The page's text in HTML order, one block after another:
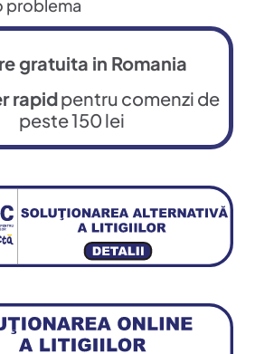
problema
gratuita in Romania
rapidpentru comenzi de
peste 150 lei